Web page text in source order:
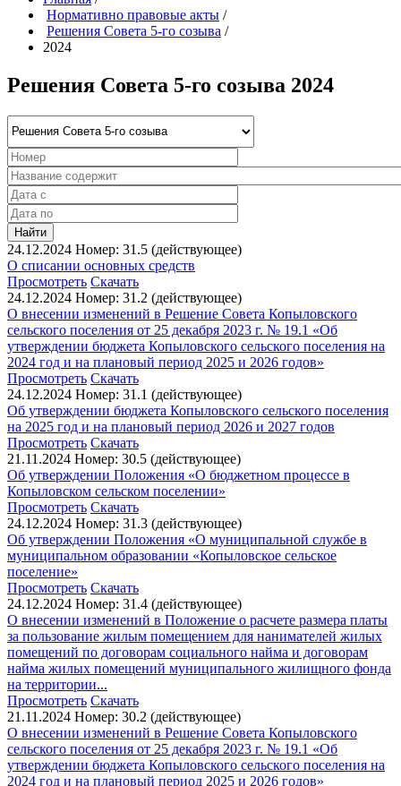
Нормативно правовые акты /
Решения Совета 5-го созыва /
2024
Решения Совета 5-го созыва 2024
Найти
24.12.2024 Номер: 31.5 (действующее)
О списании основных средств
Просмотреть Скачать
24.12.2024 Номер: 31.2 (действующее)
О внесении изменений в Решение Совета Копыловского
сельского поселения от 25 декабря 2023 г. № 19.1 «Об
утверждении бюджета Копыловского сельского поселения на
2024 год и на плановый период 2025 и 2026 годов»
Просмотреть Скачать
24.12.2024 Номер: 31.1 (действующее)
Об утверждении бюджета Копыловского сельского поселения
на 2025 год и на плановый период 2026 и 2027 годов
Просмотреть Скачать
21.11.2024 Номер: 30.5 (действующее)
Об утверждении Положения «О бюджетном процессе в
Копыловском сельском поселении»
Просмотреть Скачать
24.12.2024 Номер: 31.3 (действующее)
Об утверждении Положения «О муниципальной службе в
муниципальном образовании «Копыловское сельское
поселение»
Просмотреть Скачать
24.12.2024 Номер: 31.4 (действующее)
О внесении изменений в Положение о расчете размера платы
за пользование жилым помещением для нанимателей жилых
помещений по договорам социального найма и договорам
найма жилых помещений муниципального жилищного фонда
на территории...
Просмотреть Скачать
21.11.2024 Номер: 30.2 (действующее)
О внесении изменений в Решение Совета Копыловского
сельского поселения от 25 декабря 2023 г. № 19.1 «Об
утверждении бюджета Копыловского сельского поселения на
2024 год и на плановый период 2025 и 2026 годов»